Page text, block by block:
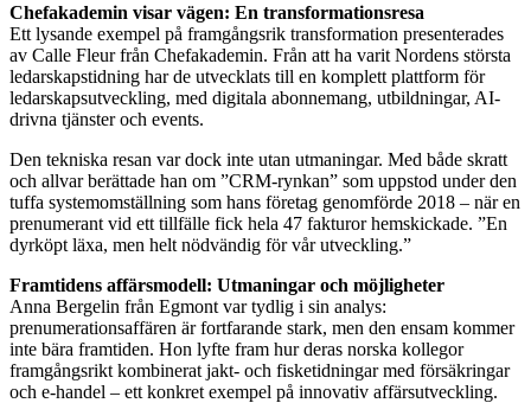
Chefakademin visar vägen: En transformationsresa
Ett lysande exempel på framgångsrik transformation presenterades
av Calle Fleur från Chefakademin. Från att ha varit Nordens största
ledarskapstidning har de utvecklats till en komplett plattform för
ledarskapsutveckling, med digitala abonnemang, utbildningar, AI-
drivna tjänster och events.
Den tekniska resan var dock inte utan utmaningar. Med både skratt
och allvar berättade han om ”CRM-rynkan” som uppstod under den
tuffa systemomställning som hans företag genomförde 2018 – när en
prenumerant vid ett tillfälle fick hela 47 fakturor hemskickade. ”En
dyrköpt läxa, men helt nödvändig för vår utveckling.”
Framtidens affärsmodell: Utmaningar och möjligheter
Anna Bergelin från Egmont var tydlig i sin analys:
prenumerationsaffären är fortfarande stark, men den ensam kommer
inte bära framtiden. Hon lyfte fram hur deras norska kollegor
framgångsrikt kombinerat jakt- och fisketidningar med försäkringar
och e-handel – ett konkret exempel på innovativ affärsutveckling.